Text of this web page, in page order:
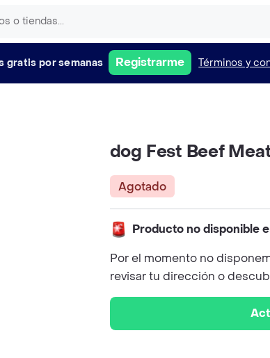
gratis por semanas Registrarme Términos y
dog Fest Beef
Agotado
Producto no disponible
Por el momento no
revisar tu dirección o